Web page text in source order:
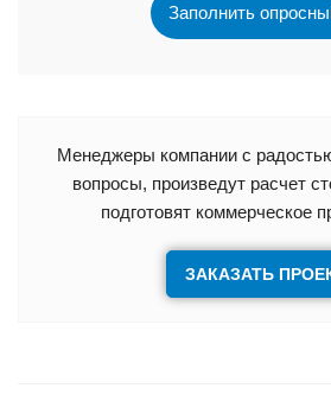
Заполнить
Менеджеры компании с
опросы, произведут расчет
подготовят коммерческое
ЗАКАЗАТЬ